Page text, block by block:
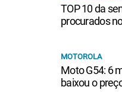
TOP 10 da
procurados
MOTOROLA
Moto G54: 6
baixou o